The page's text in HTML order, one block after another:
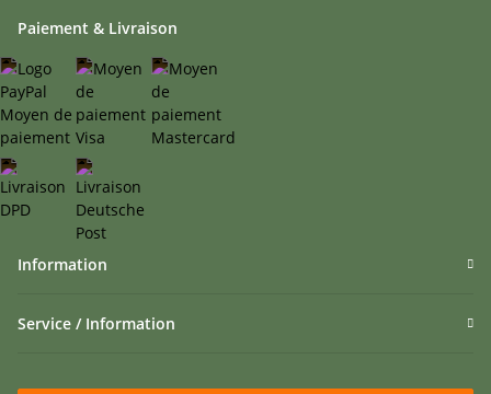
Paiement & Livraison
Information
Service / Information